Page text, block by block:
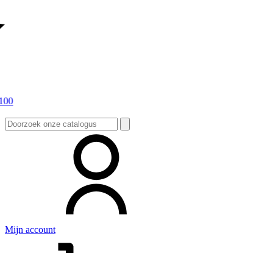
Zoeken
naar:
Mijn account